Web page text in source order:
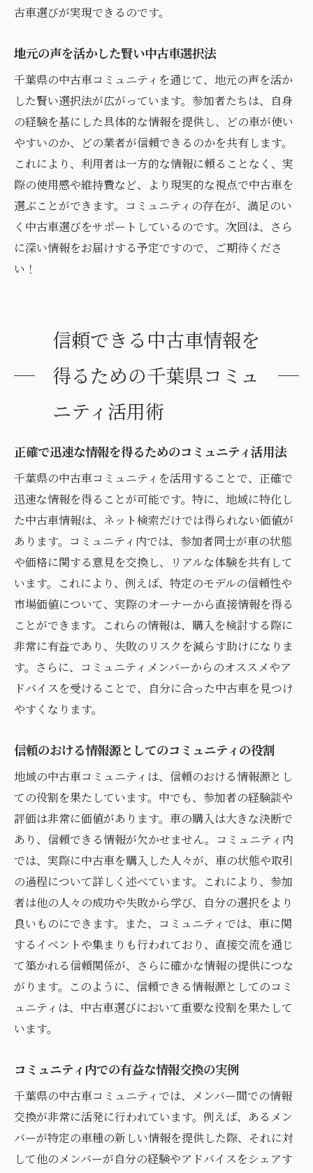
古車選びが実現できるのです。
地元の声を活かした賢い中古車選択法
千葉県の中古車コミュニティを通じて、地元の声を活か
した賢い選択法が広がっています。参加者たちは、自身
の経験を基にした具体的な情報を提供し、どの車が使い
やすいのか、どの業者が信頼できるのかを共有します。
これにより、利用者は一方的な情報に頼ることなく、実
際の使用感や維持費など、より現実的な視点で中古車を
選ぶことができます。コミュニティの存在が、満足のい
く中古車選びをサポートしているのです。次回は、さら
に深い情報をお届けする予定ですので、ご期待くださ
い！
信頼できる中古車情報を
得るための千葉県コミュ
ニティ活用術
正確で迅速な情報を得るためのコミュニティ活用法
千葉県の中古車コミュニティを活用することで、正確で
迅速な情報を得ることが可能です。特に、地域に特化し
た中古車情報は、ネット検索だけでは得られない価値が
あります。コミュニティ内では、参加者同士が車の状態
や価格に関する意見を交換し、リアルな体験を共有して
います。これにより、例えば、特定のモデルの信頼性や
市場価値について、実際のオーナーから直接情報を得る
ことができます。これらの情報は、購入を検討する際に
非常に有益であり、失敗のリスクを減らす助けになりま
す。さらに、コミュニティメンバーからのオススメやア
ドバイスを受けることで、自分に合った中古車を見つけ
やすくなります。
信頼のおける情報源としてのコミュニティの役割
地域の中古車コミュニティは、信頼のおける情報源とし
ての役割を果たしています。中でも、参加者の経験談や
評価は非常に価値があります。車の購入は大きな決断で
あり、信頼できる情報が欠かせません。コミュニティ内
では、実際に中古車を購入した人々が、車の状態や取引
の過程について詳しく述べています。これにより、参加
者は他の人々の成功や失敗から学び、自分の選択をより
良いものにできます。また、コミュニティでは、車に関
するイベントや集まりも行われており、直接交流を通じ
て築かれる信頼関係が、さらに確かな情報の提供につな
がります。このように、信頼できる情報源としてのコミ
ュニティは、中古車選びにおいて重要な役割を果たして
います。
コミュニティ内での有益な情報交換の実例
千葉県の中古車コミュニティでは、メンバー間での情報
交換が非常に活発に行われています。例えば、あるメン
バーが特定の車種の新しい情報を提供した際、それに対
して他のメンバーが自分の経験やアドバイスをシェアす